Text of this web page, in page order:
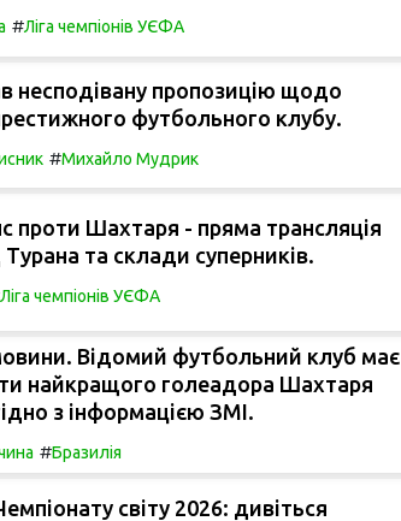
#Ліга чемпіонів УЄФА
несподівану пропозицію щодо
футбольного клубу.
#Михайло Мудрик
проти Шахтаря - пряма трансляція
Турана та склади суперників.
Ліга чемпіонів УЄФА
Відомий футбольний клуб має
найкращого голеадора Шахтаря
з інформацією ЗМІ.
#Бразилія
світу 2026: дивіться